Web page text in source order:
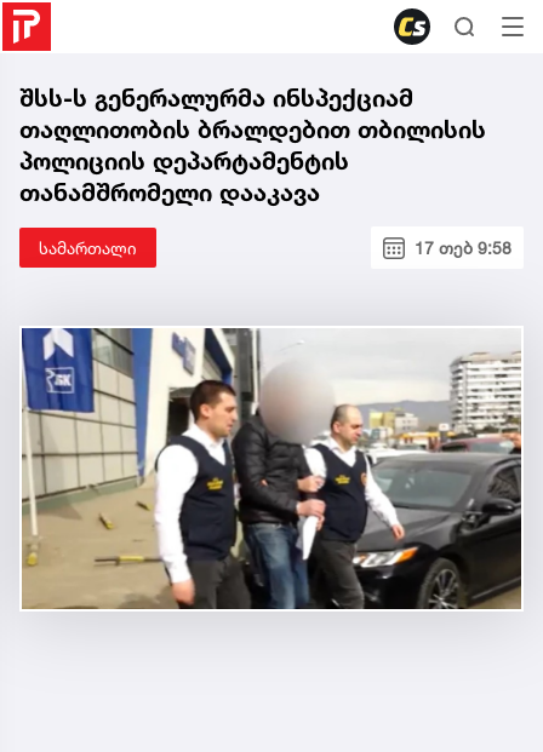
შსს-ს გენერალურმა ინსპექციამ
თაღლითობის ბრალდებით თბილისის
პოლიციის დეპარტამენტის
თანამშრომელი დააკავა
სამართალი 17 თებ 9:58